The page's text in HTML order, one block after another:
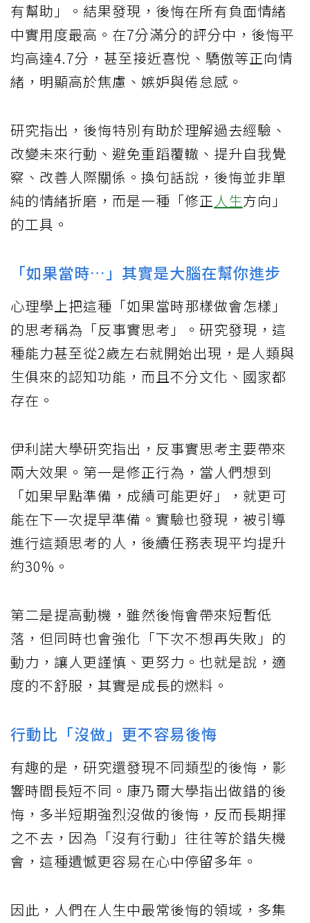
有幫助」。結果發現，後悔在所有負面情緒
中實用度最高。在7分滿分的評分中，後悔平
均高達4.7分，甚至接近喜悅、驕傲等正向情
緒，明顯高於焦慮、嫉妒與倦怠感。
研究指出，後悔特別有助於理解過去經驗、
改變未來行動、避免重蹈覆轍、提升自我覺
察、改善人際關係。換句話說，後悔並非單
純的情緒折磨，而是一種「修正人生方向」
的工具。
「如果當時…」其實是大腦在幫你進步
心理學上把這種「如果當時那樣做會怎樣」
的思考稱為「反事實思考」。研究發現，這
種能力甚至從2歲左右就開始出現，是人類與
生俱來的認知功能，而且不分文化、國家都
存在。
伊利諾大學研究指出，反事實思考主要帶來
兩大效果。第一是修正行為，當人們想到
「如果早點準備，成績可能更好」，就更可
能在下一次提早準備。實驗也發現，被引導
進行這類思考的人，後續任務表現平均提升
約30%。
第二是提高動機，雖然後悔會帶來短暫低
落，但同時也會強化「下次不想再失敗」的
動力，讓人更謹慎、更努力。也就是說，適
度的不舒服，其實是成長的燃料。
行動比「沒做」更不容易後悔
有趣的是，研究還發現不同類型的後悔，影
響時間長短不同。康乃爾大學指出做錯的後
悔，多半短期強烈沒做的後悔，反而長期揮
之不去，因為「沒有行動」往往等於錯失機
會，這種遺憾更容易在心中停留多年。
因此，人們在人生中最常後悔的領域，多集